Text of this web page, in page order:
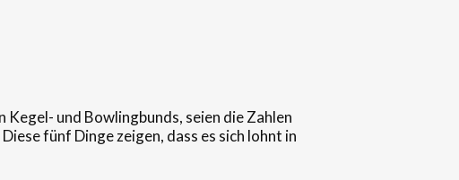
und Bowlingbunds, seien die Zahlen
fünf Dinge zeigen, dass es sich lohnt in